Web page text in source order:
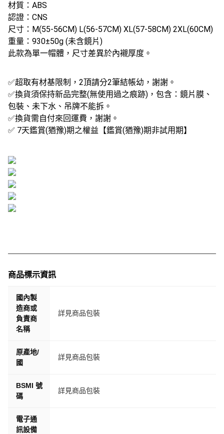
材質：ABS
認證：CNS
尺寸：M(55-56CM) L(56-57CM) XL(57-58CM) 2XL(60CM)
重量：930±50g (未含鏡片)
此款為單一帽體，尺寸差異於內襯厚度。
✅超取有材基限制，2頂請分2筆結帳幼，謝謝。
✅換貨須保持新品完整(無使用過之痕跡)，包含：鏡片膜、
包裝、未下水、吊牌不能拆。
✅換貨需自付來回運費，謝謝。
✅ 7天鑑賞(猶豫)期之權益【鑑賞(猶豫)期非試用期】
商品標示資訊
國內製
造商或
負責商
名稱
詳見商品包裝
原產地/
國
詳見商品包裝
BSMI 號
碼
詳見商品包裝
電子通
訊設備